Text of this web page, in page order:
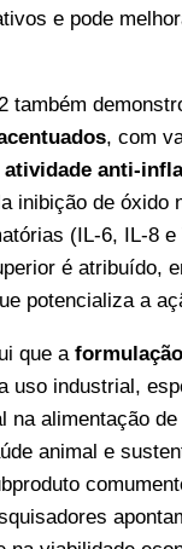
e pode
também
, com
atividade anti-
inibição de óxido
(IL-6, IL-8
é atribuído,
potencializa a
que a
uso industrial,
na alimentação
animal e